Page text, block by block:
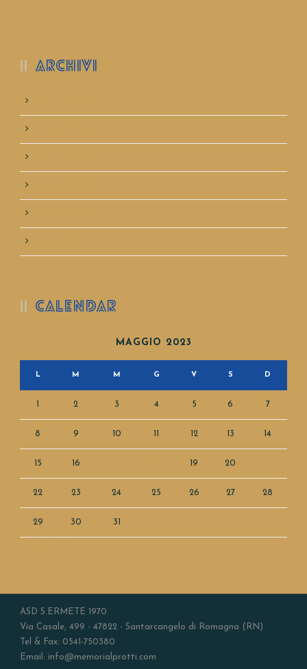
ARCHIVI
CALENDAR
MAGGIO 2023
L M M G V S D
1 2 3 4 5 6 7
8 9 10 11 12 13 14
15 16 19 20
22 23 24 25 26 27 28
29 30 31
ASD S.ERMETE 1970
Via Casale, 499 - 47822 - Santarcangelo di Romagna (RN)
Tel & Fax: 0541-750380
Email: info@memorialprotti.com